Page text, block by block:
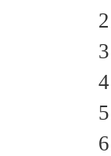
2、
3、
4
5
6、